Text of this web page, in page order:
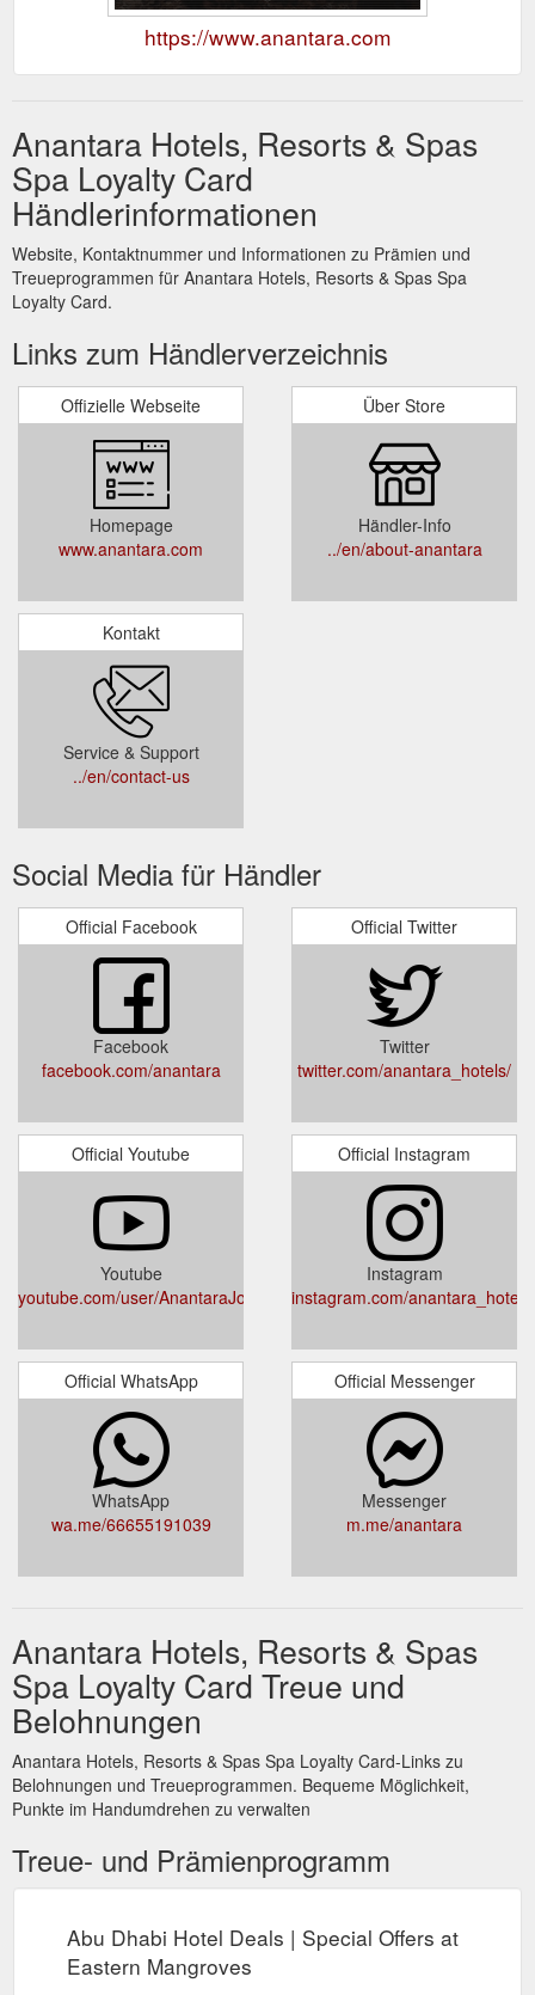
https://www.anantara.com
Anantara Hotels, Resorts & Spas
Spa Loyalty Card
Händlerinformationen
Website, Kontaktnummer und Informationen zu Prämien und
Treueprogrammen für Anantara Hotels, Resorts & Spas Spa
Loyalty Card.
Links zum Händlerverzeichnis
Offizielle Webseite
Homepage
www.anantara.com
Über Store
Händler-Info
../en/about-anantara
Kontakt
Service & Support
../en/contact-us
Social Media für Händler
Official Facebook
Facebook
facebook.com/anantara
Official Twitter
Twitter
twitter.com/anantara_hotels/
Official Youtube
Youtube
youtube.com/user/AnantaraJourneys
Official Instagram
Instagram
instagram.com/anantara_hotels/
Official WhatsApp
WhatsApp
wa.me/66655191039
Official Messenger
Messenger
m.me/anantara
Anantara Hotels, Resorts & Spas
Spa Loyalty Card Treue und
Belohnungen
Anantara Hotels, Resorts & Spas Spa Loyalty Card-Links zu
Belohnungen und Treueprogrammen. Bequeme Möglichkeit,
Punkte im Handumdrehen zu verwalten
Treue- und Prämienprogramm
Abu Dhabi Hotel Deals | Special Offers at
Eastern Mangroves